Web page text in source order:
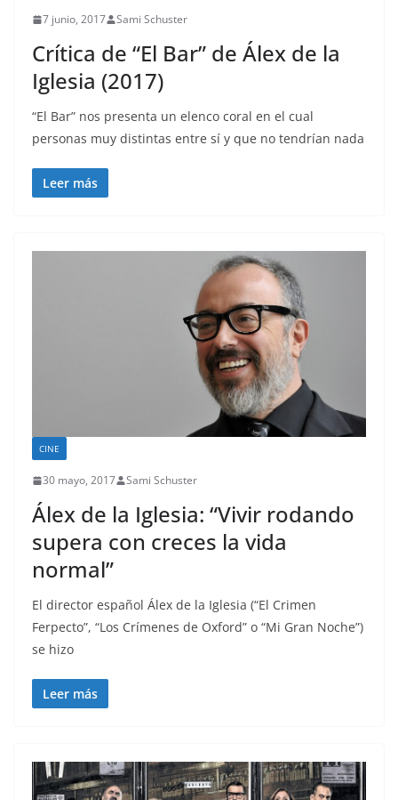
7 junio, 2017 Sami Schuster
Crítica de “El Bar” de Álex de la
Iglesia (2017)
“El Bar” nos presenta un elenco coral en el cual
personas muy distintas entre sí y que no tendrían nada
Leer más
CINE
30 mayo, 2017 Sami Schuster
Álex de la Iglesia: “Vivir rodando
supera con creces la vida
normal”
El director español Álex de la Iglesia (“El Crimen
Ferpecto”, “Los Crímenes de Oxford” o “Mi Gran Noche”)
se hizo
Leer más